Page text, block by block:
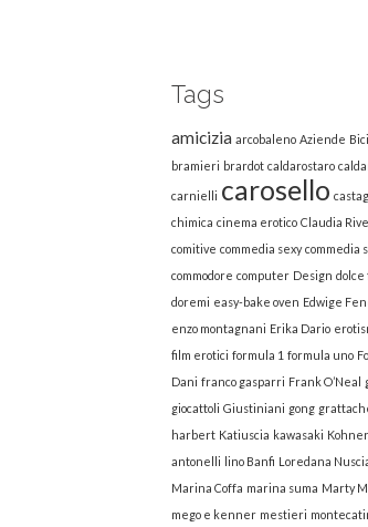
Tags
amicizia arcobaleno Aziende
bramieri brardot caldarostaro
carnielli carosello
chimica cinema erotico Claudia
comitive commedia sexy commedia
commodore computer Design dolce
doremi easy-bake oven Edwige
enzo montagnani Erika Dario
film erotici formula 1 formula uno
Dani franco gasparri Frank O’Neal
giocattoli Giustiniani gong
harbert Katiuscia kawasaki Kohner
antonelli lino Banfi Loredana
Marina Coffa marina suma Marty
mego e kenner mestieri